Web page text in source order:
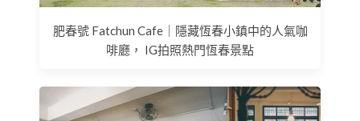
肥春號 Fatchun Cafe｜隱藏恆春小鎮中的人氣咖
啡廳， IG拍照熱門恆春景點